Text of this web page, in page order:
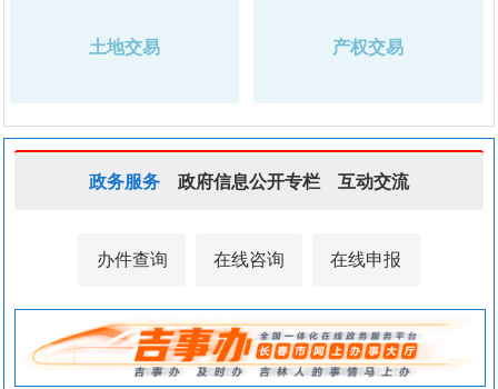
土地交易 产权交易
政务服务 政府信息公开专栏 互动交流
办件查询 在线咨询 在线申报